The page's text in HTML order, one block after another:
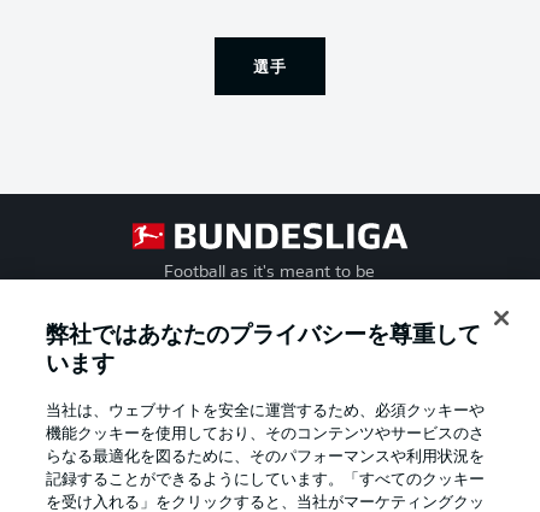
選手
Football as it's meant to be
弊社ではあなたのプライバシーを尊重して
います
当社は、ウェブサイトを安全に運営するため、必須クッキーや
機能クッキーを使用しており、そのコンテンツやサービスのさ
らなる最適化を図るために、そのパフォーマンスや利用状況を
記録することができるようにしています。「すべてのクッキー
を受け入れる」をクリックすると、当社がマーケティングクッ